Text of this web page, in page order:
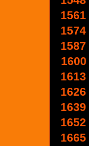
1561
1574
1587
1600
1613
1626
1639
1652
1665